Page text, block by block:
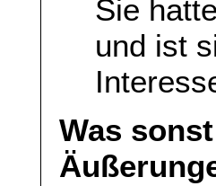
Sie
und ist
Was